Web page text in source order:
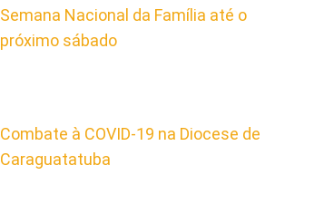
Semana Nacional da Família até o
próximo sábado
Combate à COVID-19 na Diocese de
Caraguatatuba